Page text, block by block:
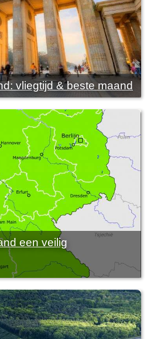
vliegtijd & beste maand
een veilig